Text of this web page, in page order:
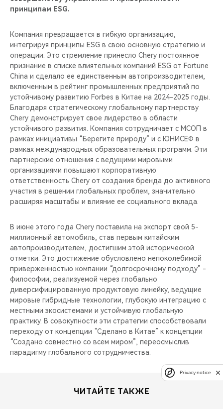
принципам ESG.
Компания превращается в гибкую организацию,
интегрируя принципы ESG в свою основную стратегию и
операции. Это стремление принесло Chery постоянное
признание в списке влиятельных компаний ESG от Fortune
China и сделало ее единственным автопроизводителем,
включенным в рейтинг промышленных предприятий по
устойчивому развитию Forbes в Китае на 2024-2025 годы.
Благодаря стратегическому глобальному партнерству
Chery демонстрирует свое лидерство в области
устойчивого развития. Компания сотрудничает с МСОП в
рамках инициативы “Берегите природу” и с ЮНИСЕФ в
рамках международных образовательных программ. Эти
партнерские отношения с ведущими мировыми
организациями повышают корпоративную
ответственность Chery от создания бренда до активного
участия в решении глобальных проблем, значительно
расширяя масштабы и влияние ее социального вклада.
В июне этого года Chery поставила на экспорт свой 5-
миллионный автомобиль, став первым китайским
автопроизводителем, достигшим этой исторической
отметки. Это достижение обусловлено непоколебимой
приверженностью компании “долгосрочному подходу” -
философии, реализуемой через глобально
диверсифицированную продуктовую линейку, ведущие
мировые гибридные технологии, глубокую интеграцию с
местными экосистемами и устойчивую глобальную
практику. В совокупности эти стратегии способствовали
переходу от концепции “Сделано в Китае” к концепции
“Создано совместно со всем миром”, переосмыслив
парадигму глобального сотрудничества.
ЧИТАЙТЕ ТАКЖЕ
Privacy notice